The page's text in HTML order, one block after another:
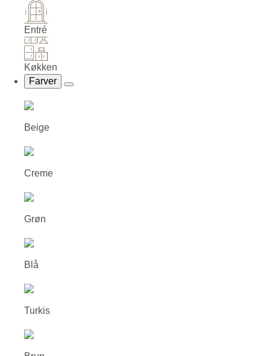
Entré
Køkken
Farver
Beige
Creme
Grøn
Blå
Turkis